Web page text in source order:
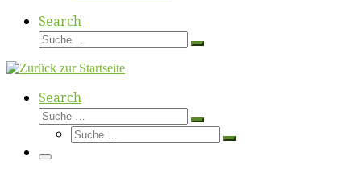
Search
Suche
Suche
Search
Suche
Suche
Suche
Suche
Menü